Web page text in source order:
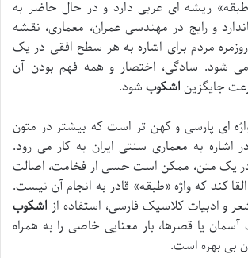
ریشه ای عربی دارد و در حال حاضر به
و رایج در مهندسی عمران، معماری، نقشه
مردم برای اشاره به هر سطح افقی در یک
می شود. سادگی، اختصار و همه فهم بودن آن
جایگزیناشکوبشود.
ای پارسی و کهن تر است که بیشتر در متون
اشاره به معماری سنتی ایران به کار می رود.
یک متن، ممکن است حسی از فخامت، اصالت
کند که واژه «طبقه» قادر به انجام آن نیست.
و ادبیات کلاسیک فارسی، استفاده از اشکوب
یا قصرها، بار معنایی خاصی را به همراه
بی بهره است.